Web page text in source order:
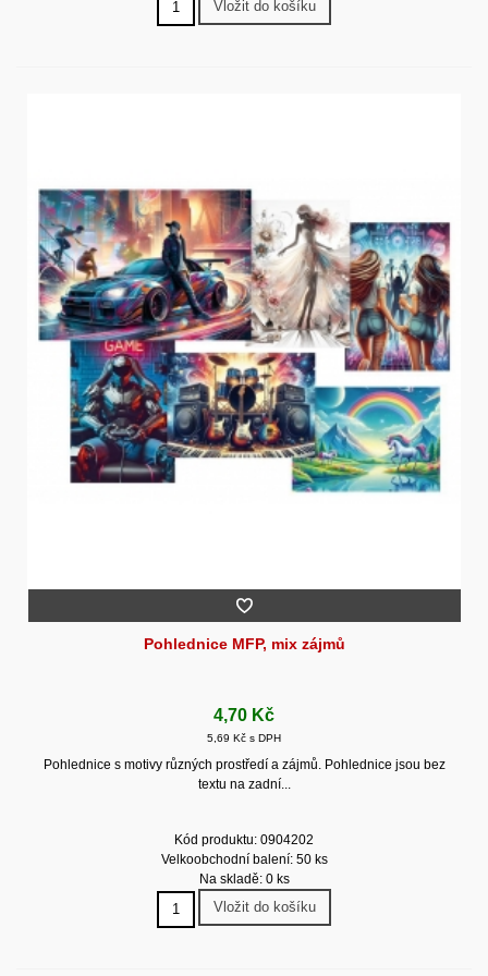
Vložit do košíku
Pohlednice MFP, mix zájmů
4,70 Kč
5,69 Kč s DPH
Pohlednice s motivy různých prostředí a zájmů. Pohlednice jsou bez
textu na zadní...
Kód produktu: 0904202
Velkoobchodní balení: 50 ks
Na skladě: 0 ks
Vložit do košíku